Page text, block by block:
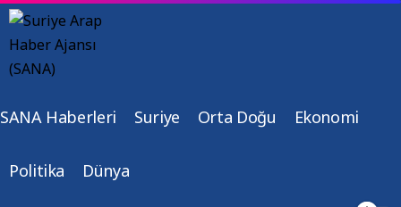
SANA Haberleri Suriye Orta Doğu Ekonomi
Politika Dünya